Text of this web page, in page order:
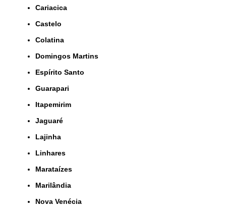
Cariacica
Castelo
Colatina
Domingos Martins
Espírito Santo
Guarapari
Itapemirim
Jaguaré
Lajinha
Linhares
Marataízes
Marilândia
Nova Venécia